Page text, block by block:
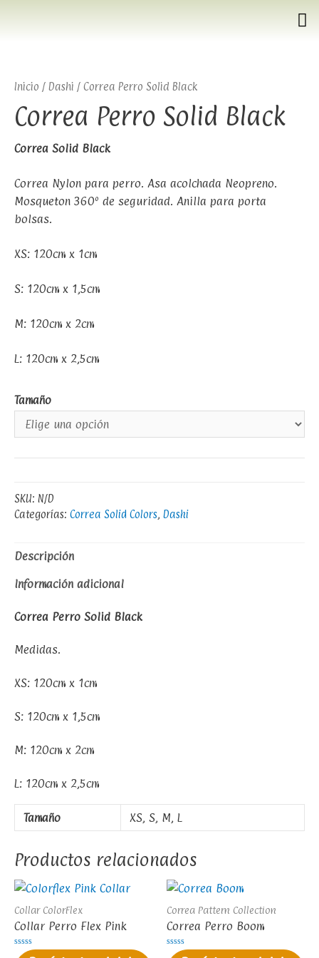
Inicio / Dashi / Correa Perro Solid Black
Correa Perro Solid Black
Correa Solid Black
Correa Nylon para perro. Asa acolchada Neopreno.
Mosqueton 360º de seguridad. Anilla para porta
bolsas.
XS: 120cm x 1cm
S: 120cm x 1,5cm
M: 120cm x 2cm
L: 120cm x 2,5cm
Tamaño
SKU: N/D
Categorías: Correa Solid Colors, Dashi
Descripción
Información adicional
Correa Perro Solid Black
Medidas.
XS: 120cm x 1cm
S: 120cm x 1,5cm
M: 120cm x 2cm
L: 120cm x 2,5cm
Tamaño XS, S, M, L
Productos relacionados
Collar ColorFlex
Collar Perro Flex Pink
Valorado
Correa Pattern Collection
Correa Perro Boom
Valorado